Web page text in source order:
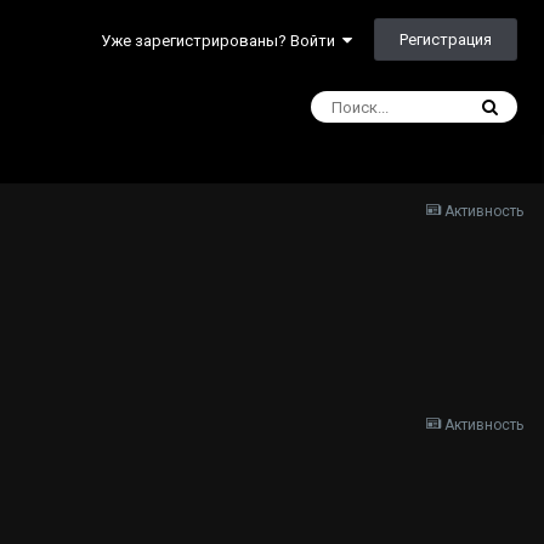
Уже зарегистрированы? Войти Регистрация
Активность
Активность